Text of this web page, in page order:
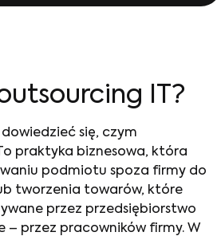
IT?
się, czym
To praktyka biznesowa, która
podmiotu spoza firmy do
tworzenia towarów, które
przez przedsiębiorstwo
– przez pracowników firmy. W